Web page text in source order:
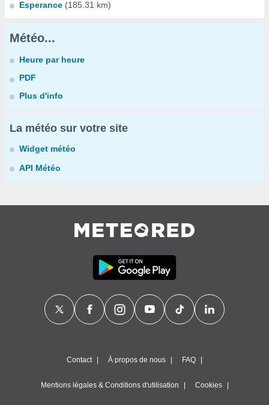
Esperance (185.31 km)
Météo...
Heure par heure
PDF
Plus d'info
La météo sur votre site
Widget météo
API Météo
Contact À propos de nous FAQ
Mentions légales & Conditions d'utilisation Cookies